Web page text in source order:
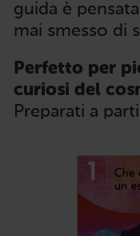
guida è
mai smesso di
Perfetto per
curiosi del
Preparati a